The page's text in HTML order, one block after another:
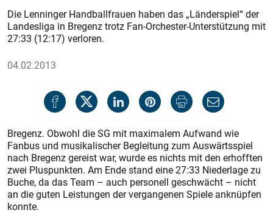
Die Lenninger Handballfrauen haben das „Länderspiel“ der
Landesliga in Bregenz trotz Fan-Orchester-Unterstützung mit
27:33 (12:17) verloren.
04.02.2013
Bregenz. Obwohl die SG mit maximalem Aufwand wie
Fanbus und musikalischer Begleitung zum Auswärtsspiel
nach Bregenz gereist war, wurde es nichts mit den erhofften
zwei Pluspunkten. Am Ende stand eine 27:33 Niederlage zu
Buche, da das Team – auch personell geschwächt – nicht
an die guten Leistungen der vergangenen Spiele anknüpfen
konnte.